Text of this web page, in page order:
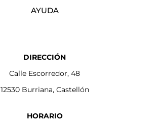
AYUDA
DIRECCIÓN
Calle Escorredor, 48
12530 Burriana, Castellón
HORARIO